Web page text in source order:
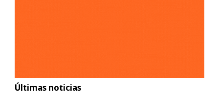
Últimas noticias